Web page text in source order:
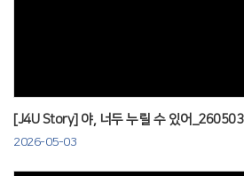
[J4U Story] 야, 너두 누릴 수 있어_260503
2026-05-03